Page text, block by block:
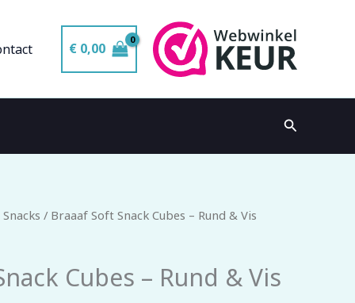
€ 0,00
Zoeken
/ Braaaf Soft Snack Cubes – Rund & Vis
Cubes – Rund & Vis